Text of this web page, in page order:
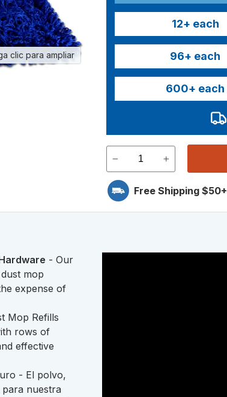
clic para ampliar
12+ each
96+ each
600+ each
Free Shipping $50+
- Our
mop
expense of
Mop Refills
rows of
effective
- El polvo,
nuestra